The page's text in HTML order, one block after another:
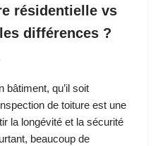
résidentielle vs
différences ?
bâtiment, qu’il soit
de toiture est une
la longévité et la sécurité
beaucoup de